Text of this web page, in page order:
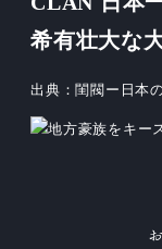
希有壮大な
出典：閨閥ー日本